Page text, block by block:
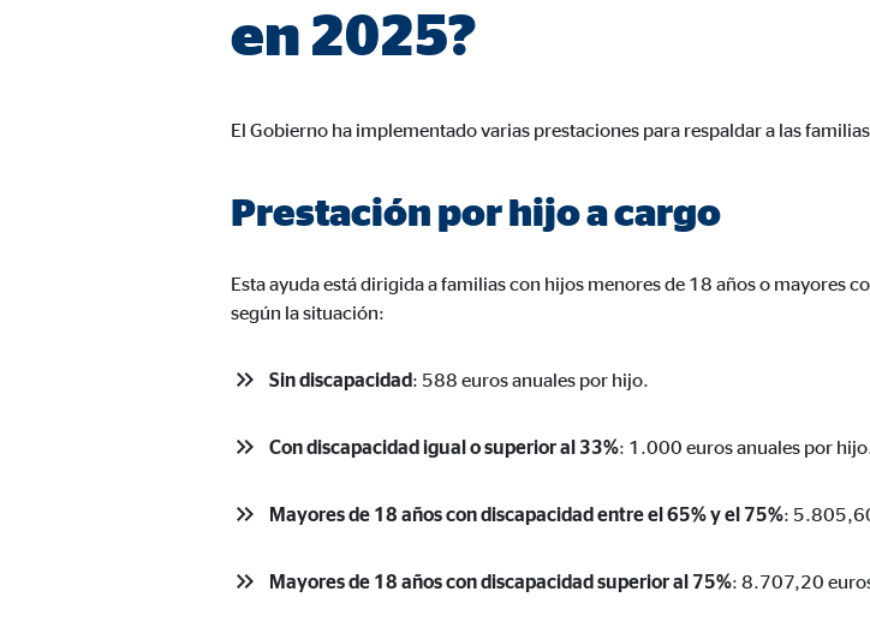
en 2025?
El Gobierno ha implementado varias prestaciones para respaldar a las
Prestación por hijo a cargo
Esta ayuda está dirigida a familias con hijos menores de 18 años o mayores
según la situación:
Sin discapacidad: 588 euros anuales por hijo.
Con discapacidad igual o superior al 33%: 1.000 euros anuales por
Mayores de 18 años con discapacidad entre el 65% y el 75%:
Mayores de 18 años con discapacidad superior al 75%: 8.707,20
Nombre: _fbp
Propósito: Vinculación con los perfiles de los usuarios
Nombre: AW-960001477
Google Ireland Ltd.
Duración: 1 mes